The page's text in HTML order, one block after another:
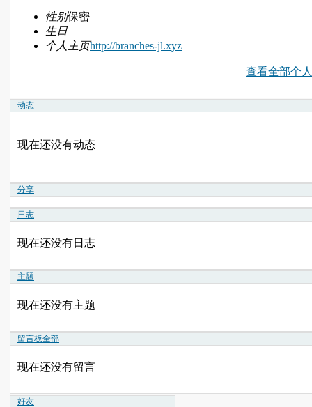
性别保密
生日
个人主页http://branches-jl.xyz
查看全部个
动态
现在还没有动态
分享
日志
现在还没有日志
主题
现在还没有主题
留言板全部
现在还没有留言
好友